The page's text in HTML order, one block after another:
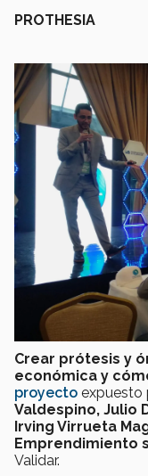
PROTHESIA
Crear prótesis y
económica y
proyecto expuesto
Valdespino, Julio
Irving Virrueta
Emprendimiento
Validar.